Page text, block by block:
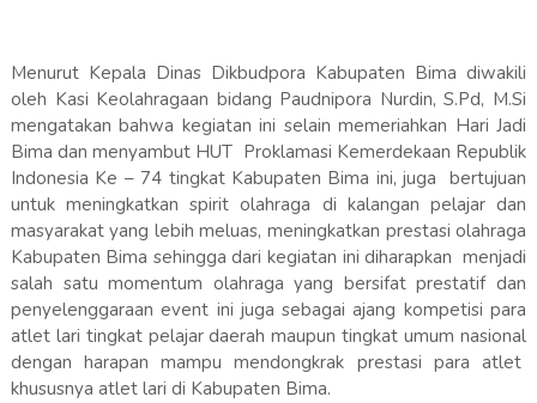
Menurut Kepala Dinas Dikbudpora Kabupaten Bima diwakili
oleh Kasi Keolahragaan bidang Paudnipora Nurdin, S.Pd, M.Si
mengatakan bahwa kegiatan ini selain memeriahkan Hari Jadi
Bima dan menyambut HUT Proklamasi Kemerdekaan Republik
Indonesia Ke – 74 tingkat Kabupaten Bima ini, juga bertujuan
untuk meningkatkan spirit olahraga di kalangan pelajar dan
masyarakat yang lebih meluas, meningkatkan prestasi olahraga
Kabupaten Bima sehingga dari kegiatan ini diharapkan menjadi
salah satu momentum olahraga yang bersifat prestatif dan
penyelenggaraan event ini juga sebagai ajang kompetisi para
atlet lari tingkat pelajar daerah maupun tingkat umum nasional
dengan harapan mampu mendongkrak prestasi para atlet
khususnya atlet lari di Kabupaten Bima.